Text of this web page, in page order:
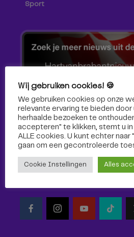
Sport
Volg ons!
Volg Omroep Tilburg niet alleen
Wij gebruiken cookies! 🍪
We gebruiken cookies op onze
relevante ervaring te bieden door
herhaalde bezoeken te
accepteren" te klikken, stemt u
ALLE cookies. U kunt echter
gaan om een ​​gecontroleerde
Cookie Instellingen Alles